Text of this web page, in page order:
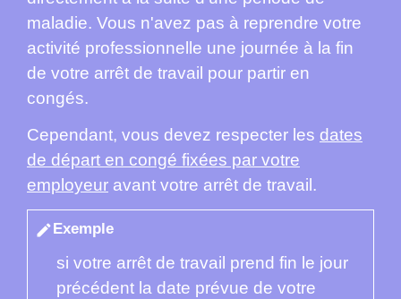
maladie. Vous n'avez pas à reprendre votre
activité professionnelle une journée à la fin
de votre arrêt de travail pour partir en
congés.
Cependant, vous devez respecter les dates
de départ en congé fixées par votre
employeur avant votre arrêt de travail.
edit Exemple
si votre arrêt de travail prend fin le jour
précédent la date prévue de votre